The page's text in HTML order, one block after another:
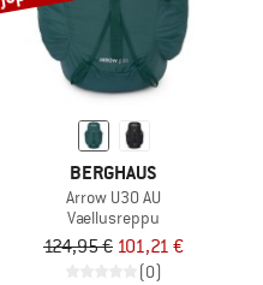
BERGHAUS
Arrow U30 AU
Vaellusreppu
124,95 € 101,21 €
(0)